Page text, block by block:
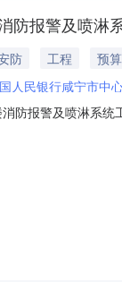
防报警及喷淋
防 工程
预
人民银行咸宁市中
防报警及喷淋系
序号供应商名称